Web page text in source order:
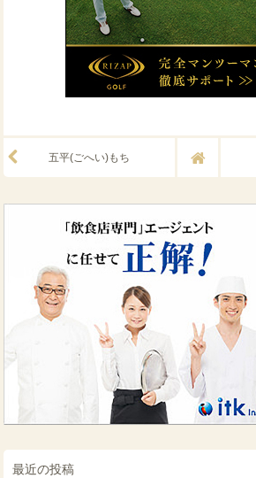
五平(ごへい)もち
最近の投稿